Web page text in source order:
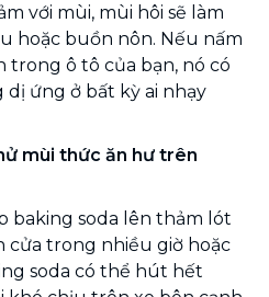
với mùi, mùi hôi sẽ làm
hoặc buồn nôn. Nếu nấm
trong ô tô của bạn, nó có
dị ứng ở bất kỳ ai nhạy
mùi thức ăn hư trên
baking soda lên thảm lót
cửa trong nhiều giờ hoặc
soda có thể hút hết